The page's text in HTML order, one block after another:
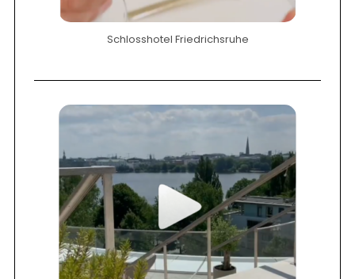
Schlosshotel Friedrichsruhe